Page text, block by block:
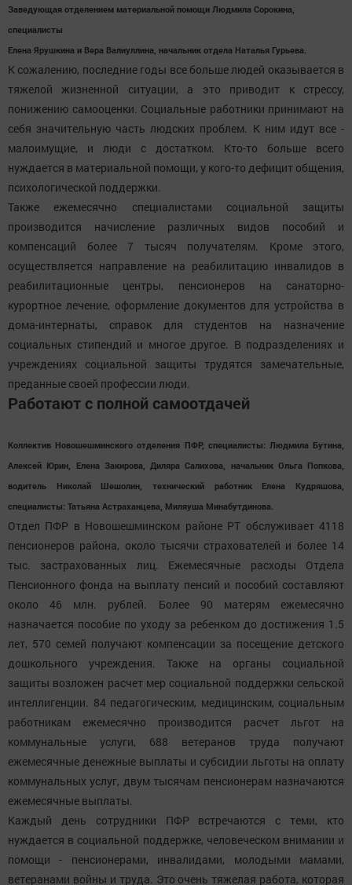
Заведующая отделением материальной помощи Людмила Сорокина,
специалисты
Елена Ярушкина и Вера Валиуллина, начальник отдела Наталья Гурьева.
К сожалению, последние годы все больше людей оказывается в
тяжелой жизненной ситуации, а это приводит к стрессу,
понижению самооценки. Социальные работники принимают на
себя значительную часть людских проблем. К ним идут все -
малоимущие, и люди с достатком. Кто-то больше всего
нуждается в материальной помощи, у кого-то дефицит общения,
психологической поддержки.
Также ежемесячно специалистами социальной защиты
производится начисление различных видов пособий и
компенсаций более 7 тысяч получателям. Кроме этого,
осуществляется направление на реабилитацию инвалидов в
реабилитационные центры, пенсионеров на санаторно-
курортное лечение, оформление документов для устройства в
дома-интернаты, справок для студентов на назначение
социальных стипендий и многое другое. В подразделениях и
учреждениях социальной защиты трудятся замечательные,
преданные своей профессии люди.
Работают с полной самоотдачей
Коллектив Новошешминского отделения ПФР, специалисты: Людмила Бутина,
Алексей Юрин, Елена Закирова, Диляра Салихова, начальник Ольга Попкова,
водитель Николай Шешолин, технический работник Елена Кудряшова,
специалисты: Татьяна Астраханцева, Миляуша Минабутдинова.
Отдел ПФР в Новошешминском районе РТ обслуживает 4118
пенсионеров района, около тысячи страхователей и более 14
тыс. застрахованных лиц. Ежемесячные расходы Отдела
Пенсионного фонда на выплату пенсий и пособий составляют
около 46 млн. рублей. Более 90 матерям ежемесячно
назначается пособие по уходу за ребенком до достижения 1.5
лет, 570 семей получают компенсации за посещение детского
дошкольного учреждения. Также на органы социальной
защиты возложен расчет мер социальной поддержки сельской
интеллигенции. 84 педагогическим, медицинским, социальным
работникам ежемесячно производится расчет льгот на
коммунальные услуги, 688 ветеранов труда получают
ежемесячные денежные выплаты и субсидии льготы на оплату
коммунальных услуг, двум тысячам пенсионерам назначаются
ежемесячные выплаты.
Каждый день сотрудники ПФР встречаются с теми, кто
нуждается в социальной поддержке, человеческом внимании и
помощи - пенсионерами, инвалидами, молодыми мамами,
ветеранами войны и труда. Это очень тяжелая работа, которая